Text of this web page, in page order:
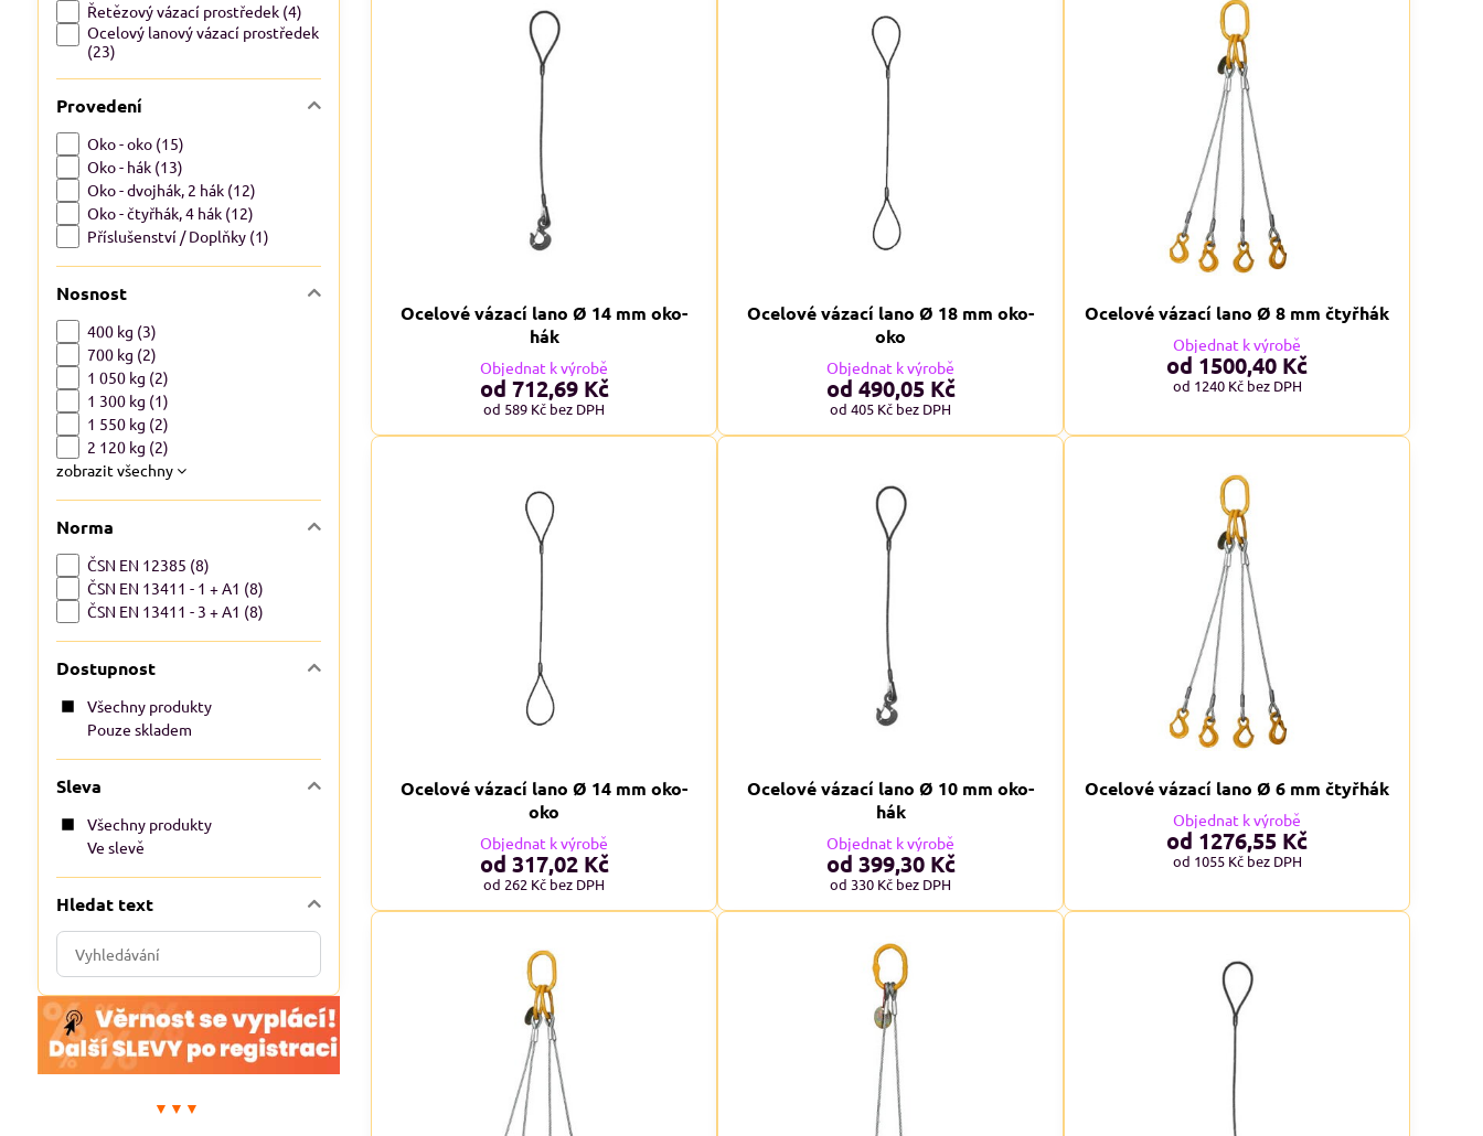
Ocelové vázací lano Ø 14 mm oko-
hák
Objednat k výrobě
od 712,69 Kč
od 589 Kč bez DPH
Ocelové vázací lano Ø 18 mm oko-
oko
Objednat k výrobě
od 490,05 Kč
od 405 Kč bez DPH
Ocelové vázací lano Ø 8 mm čtyřhák
Objednat k výrobě
od 1500,40 Kč
od 1240 Kč bez DPH
Ocelové vázací lano Ø 14 mm oko-
oko
Objednat k výrobě
od 317,02 Kč
od 262 Kč bez DPH
Ocelové vázací lano Ø 10 mm oko-
hák
Objednat k výrobě
od 399,30 Kč
od 330 Kč bez DPH
Ocelové vázací lano Ø 6 mm čtyřhák
Objednat k výrobě
od 1276,55 Kč
od 1055 Kč bez DPH
Řetězový vázací prostředek (4)
Ocelový lanový vázací prostředek
(23)
Provedení
Oko - oko (15)
Oko - hák (13)
Oko - dvojhák, 2 hák (12)
Oko - čtyřhák, 4 hák (12)
Příslušenství / Doplňky (1)
Nosnost
400 kg (3)
700 kg (2)
1 050 kg (2)
1 300 kg (1)
1 550 kg (2)
2 120 kg (2)
zobrazit všechny
Norma
ČSN EN 12385 (8)
ČSN EN 13411 - 1 + A1 (8)
ČSN EN 13411 - 3 + A1 (8)
Dostupnost
Všechny produkty
Pouze skladem
Sleva
Všechny produkty
Ve slevě
Hledat text
Prohledat
výsledky
filtru
fulltextem
▼▼▼